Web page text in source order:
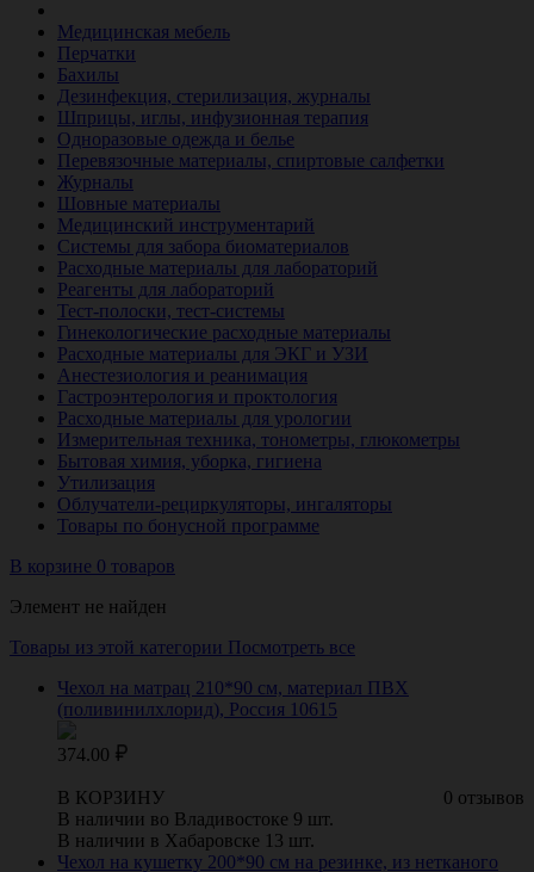
Медицинская мебель
Перчатки
Бахилы
Дезинфекция, стерилизация, журналы
Шприцы, иглы, инфузионная терапия
Одноразовые одежда и белье
Перевязочные материалы, спиртовые салфетки
Журналы
Шовные материалы
Медицинский инструментарий
Системы для забора биоматериалов
Расходные материалы для лабораторий
Реагенты для лабораторий
Тест-полоски, тест-системы
Гинекологические расходные материалы
Расходные материалы для ЭКГ и УЗИ
Анестезиология и реанимация
Гастроэнтерология и проктология
Расходные материалы для урологии
Измерительная техника, тонометры, глюкометры
Бытовая химия, уборка, гигиена
Утилизация
Облучатели-рециркуляторы, ингаляторы
Товары по бонусной программе
В корзине 0 товаров
Элемент не найден
Товары из этой категории Посмотреть все
Чехол на матрац 210*90 см, материал ПВХ
(поливинилхлорид), Россия 10615
374.00
0 отзывов
В КОРЗИНУ
В наличии во Владивостоке 9 шт.
В наличии в Хабаровске 13 шт.
Чехол на кушетку 200*90 см на резинке, из нетканого